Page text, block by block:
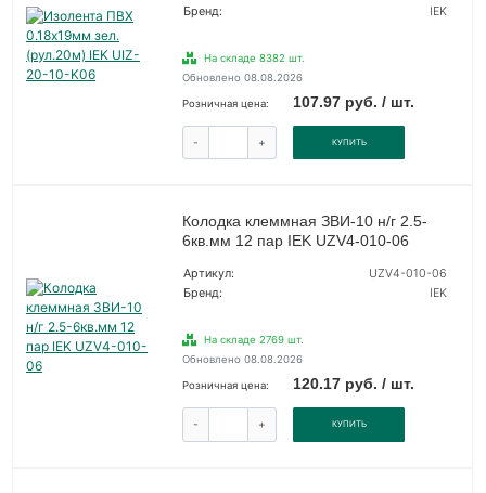
Бренд: IEK
На складе 8382 шт.
Обновлено 08.08.2026
Розничная цена: 107.97 руб. / шт.
- + КУПИТЬ
Колодка клеммная ЗВИ-10 н/г 2.5-
6кв.мм 12 пар IEK UZV4-010-06
Артикул:
UZV4-010-06
Бренд:
IEK
На складе 2769 шт.
Обновлено 08.08.2026
Розничная цена: 120.17 руб. / шт.
- + КУПИТЬ